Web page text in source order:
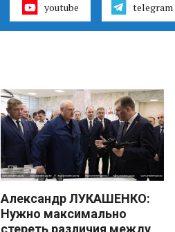
youtube telegram
Александр ЛУКАШЕНКО:
Нужно максимально